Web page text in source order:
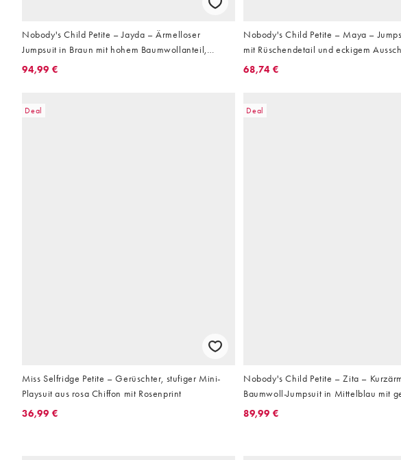
Nobody's Child Petite – Jayda – Ärmelloser
Jumpsuit in Braun mit hohem Baumwollanteil,
gesmoktem Oberteil und V-Ausschnitt
94,99 €
Nobody's Child Petite – Maya –
mit Rüschendetail und eckigem
68,74 €
Deal
Miss Selfridge Petite – Gerüschter, stufiger Mini-
Playsuit aus rosa Chiffon mit Rosenprint
36,99 €
Deal
Nobody's Child Petite – Zita –
Baumwoll-Jumpsuit in Mittelblau mit
Oberteil und weitem Bein
89,99 €